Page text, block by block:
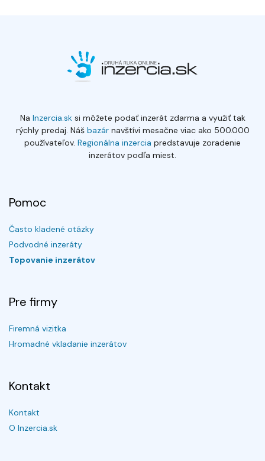
Na Inzercia.sksi môžete podať inzerát zdarma a využiť tak
rýchly predaj. Náš bazárnavštívi mesačne viac ako 500.000
používateľov. Regionálna inzercia predstavuje zoradenie
inzerátov podľa miest.
Pomoc
Často kladené otázky
Podvodné inzeráty
Topovanie inzerátov
Pre firmy
Firemná vizitka
Hromadné vkladanie inzerátov
Kontakt
Kontakt
O Inzercia.sk